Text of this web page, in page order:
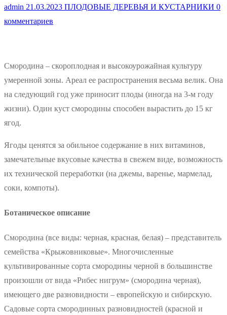
admin 21.03.2023 ПЛОДОВЫЕ ДЕРЕВЬЯ И КУСТАРНИКИ 0
комментариев
Смородина – скороплодная и высокоурожайная культуру
умеренной зоны. Ареал ее распространения весьма велик. Она
на следующий год уже приносит плоды (иногда на 3-м году
жизни). Один куст смородины способен вырастить до 15 кг
ягод.
Ягоды ценятся за обильное содержание в них витаминов,
замечательные вкусовые качества в свежем виде, возможность
их технической переработки (на джемы, варенье, мармелад,
соки, компоты).
Ботаническое описание
Смородина (все виды: черная, красная, белая) – представитель
семейства «Крыжовниковые». Многочисленные
культивированные сорта смородины черной в большинстве
произошли от вида «Рибес нигрум» (смородина черная),
имеющего две разновидности – европейскую и сибирскую.
Садовые сорта смородинных разновидностей (красной и